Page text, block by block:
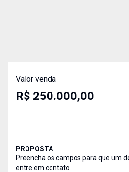
Valor venda
R$ 250.000,00
PROPOSTA
Preencha os campos para que um
entre em contato